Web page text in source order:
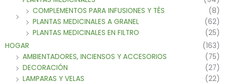
COMPLEMENTOS PARA INFUSIONES Y TÉS
(8)
PLANTAS MEDICINALES A GRANEL
(62)
PLANTAS MEDICINALES EN FILTRO
(25)
HOGAR
(163)
AMBIENTADORES, INCIENSOS Y ACCESORIOS
(75)
DECORACIÓN
(27)
LAMPARAS Y VELAS
(22)